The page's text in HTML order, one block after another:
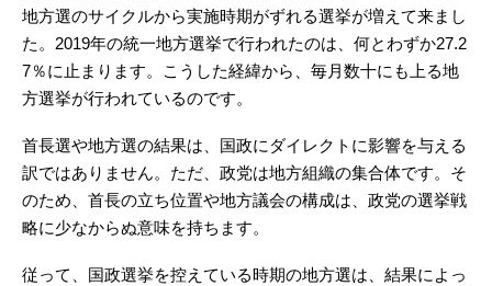
地方選のサイクルから実施時期がずれる選挙が増えて来まし
た。2019年の統一地方選挙で行われたのは、何とわずか27.2
7％に止まります。こうした経緯から、毎月数十にも上る地
方選挙が行われているのです。
首長選や地方選の結果は、国政にダイレクトに影響を与える
訳ではありません。ただ、政党は地方組織の集合体です。そ
のため、首長の立ち位置や地方議会の構成は、政党の選挙戦
略に少なからぬ意味を持ちます。
従って、国政選挙を控えている時期の地方選は、結果によっ